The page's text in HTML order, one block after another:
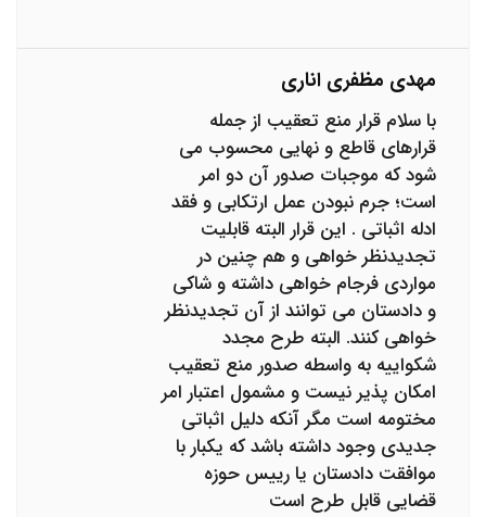
مهدی مظفری اناری
با سلام قرار منع تعقیب از جمله
قرارهای قاطع و نهایی محسوب می
شود که موجبات صدور آن دو امر
است؛ جرم نبودن عمل ارتکابی و فقد
ادله اثباتی . این قرار البته قابلیت
تجدیدنظر خواهی و هم چنین در
مواردی فرجام خواهی داشته و شاکی
و دادستان می توانند از آن تجدیدنظر
خواهی کنند. البته طرح مجدد
شکواییه به واسطه صدور منع تعقیب
امکان پذیر نیست و مشمول اعتبار امر
مختومه است مگر آنکه دلیل اثباتی
جدیدی وجود داشته باشد که یکبار با
موافقت دادستان یا رییس حوزه
قضایی قابل طرح است